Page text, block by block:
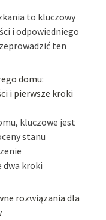
to kluczowy
i odpowiedniego
ten
domu:
i pierwsze kroki
kluczowe jest
stanu
dwa kroki
rozwiązania dla